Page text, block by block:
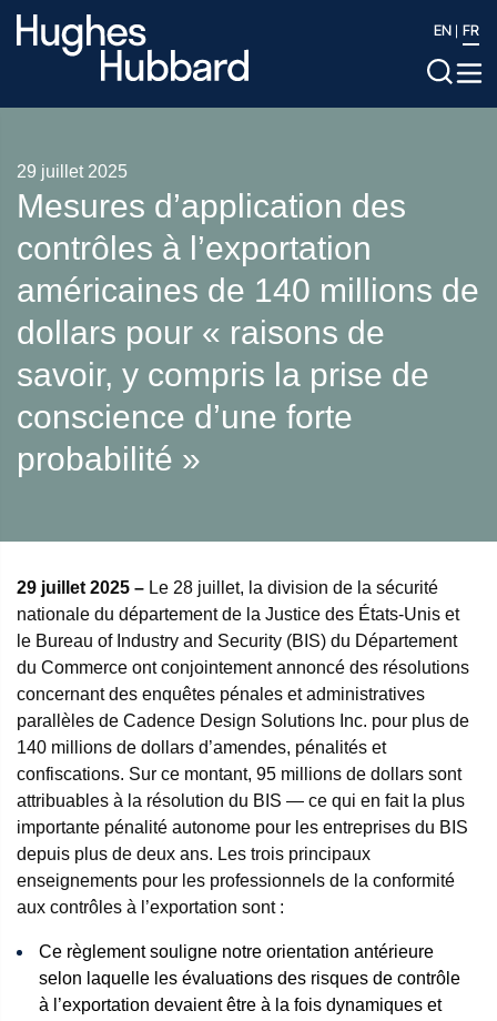
EN FR
29 juillet 2025
Mesures d’application des
contrôles à l’exportation
américaines de 140 millions de
dollars pour « raisons de
savoir, y compris la prise de
conscience d’une forte
probabilité »
29 juillet 2025 – Le 28 juillet, la division de la sécurité
nationale du département de la Justice des États-Unis et
le Bureau of Industry and Security (BIS) du Département
du Commerce ont conjointement annoncé des résolutions
concernant des enquêtes pénales et administratives
parallèles de Cadence Design Solutions Inc. pour plus de
140 millions de dollars d’amendes, pénalités et
confiscations. Sur ce montant, 95 millions de dollars sont
attribuables à la résolution du BIS — ce qui en fait la plus
importante pénalité autonome pour les entreprises du BIS
depuis plus de deux ans. Les trois principaux
enseignements pour les professionnels de la conformité
aux contrôles à l’exportation sont :
Ce règlement souligne notre orientation antérieure
selon laquelle les évaluations des risques de contrôle
à l’exportation devaient être à la fois dynamiques et